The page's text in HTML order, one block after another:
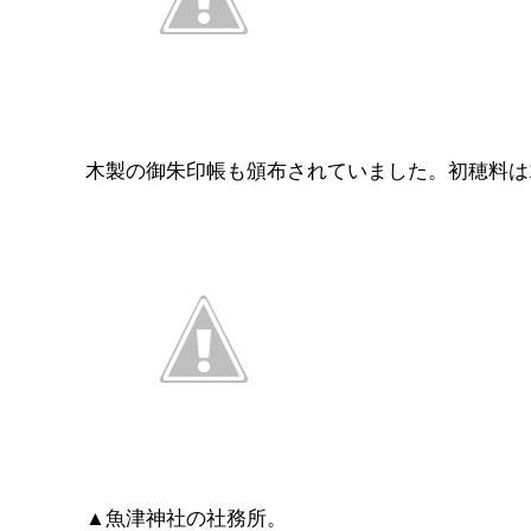
木製の御朱印帳も頒布されていました。初穂料は
▲魚津神社の社務所。